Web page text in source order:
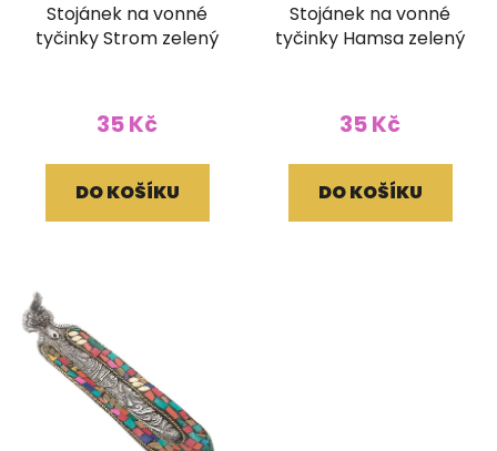
Stojánek na vonné
tyčinky Strom zelený
35 Kč
DO KOŠÍKU
Stojánek na vonné
tyčinky Hamsa zelený
35 Kč
DO KOŠÍKU